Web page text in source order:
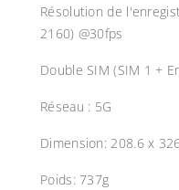
Résolution de
2160) @30fps
Double SIM (SIM 1 +
Réseau : 5G
Dimension: 208.6 x
Poids: 737g